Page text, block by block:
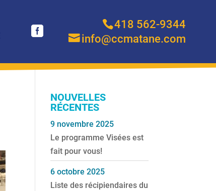
418 562-9344
info@ccmatane.com
NOUVELLES
RÉCENTES
Le programme Visées est
fait pour vous!
9 novembre 2025
Liste des récipiendaires du
6 octobre 2025